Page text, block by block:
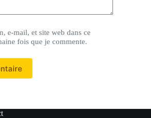
e-mail, et site web dans ce
fois que je commente.